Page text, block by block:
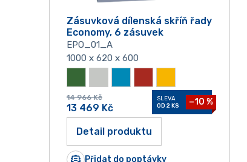
Zásuvková dílenská skříň řady
Economy, 6 zásuvek
EPO_01_A
1000 x 620 x 600
14 966 Kč
13 469 Kč
SLEVA
OD 2 KS
−10 %
Detail produktu
Přidat do poptávky